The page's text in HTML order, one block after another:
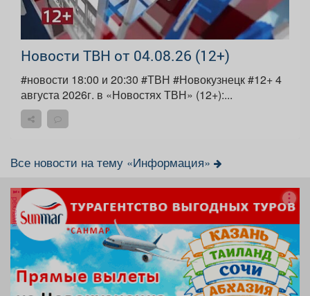
Новости ТВН от 04.08.26 (12+)
#новости 18:00 и 20:30 #ТВН #Новокузнецк #12+ 4
августа 2026г. в «Новостях ТВН» (12+):...
Все новости на тему «Информация»
реклама